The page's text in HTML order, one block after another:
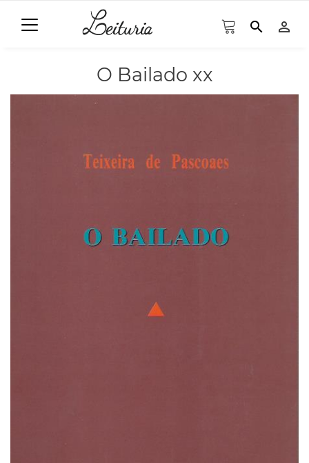
search person_outline
O Bailado xx